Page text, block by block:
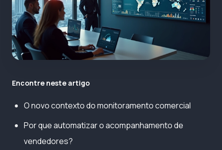
Encontre neste artigo
O novo contexto do monitoramento comercial
Por que automatizar o acompanhamento de
vendedores?